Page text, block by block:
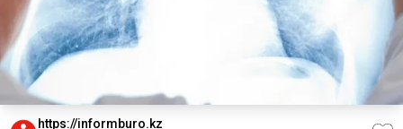
https://informburo.kz